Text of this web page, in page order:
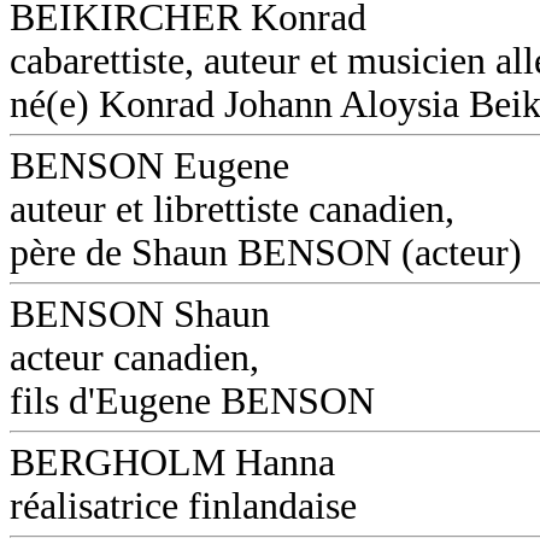
BEIKIRCHER Konrad
cabarettiste, auteur et musicien
né(e) Konrad Johann Aloysia
BENSON Eugene
auteur et librettiste canadien,
père de Shaun BENSON (acteur)
BENSON Shaun
acteur canadien,
fils d'Eugene BENSON
BERGHOLM Hanna
réalisatrice finlandaise